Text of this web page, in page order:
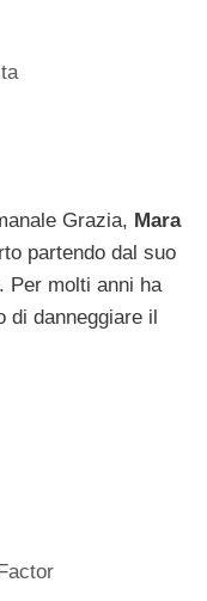
Grazia, Mara
partendo dal suo
Per molti anni ha
di danneggiare il